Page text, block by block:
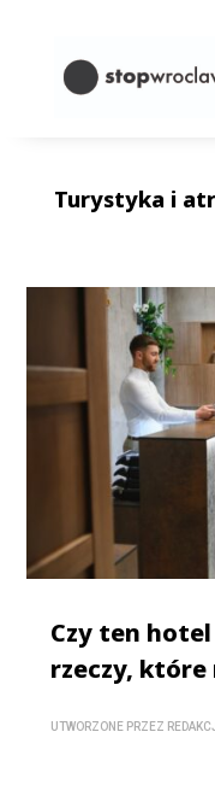
Turystyka i
Czy ten
rzeczy, które
UTWORZONE PRZEZ